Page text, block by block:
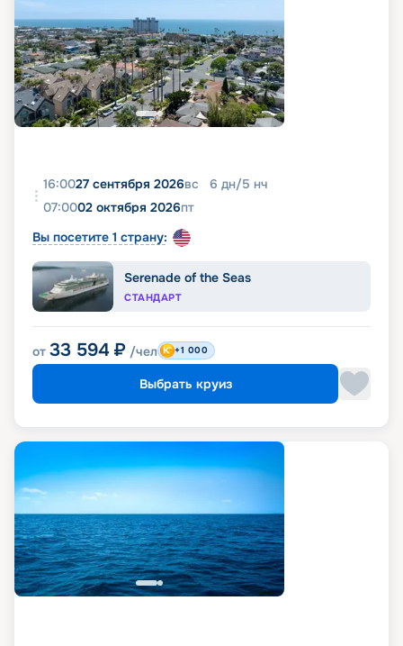
16:0027 сентября 2026вс 6 дн/5 нч
07:0002 октября 2026пт
Вы посетите 1 страну:
Serenade of the Seas
СТАНДАРТ
от 33 594 ₽ /чел +1 000
Выбрать круиз